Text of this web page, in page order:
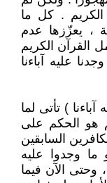
الكريم . كل ما
، يعزّزها عدم
القرآن الكريم
عليه آباءنا
) تأتى لما
هو الحكم على
السابقين
وجدوا عليه
الآن فيما